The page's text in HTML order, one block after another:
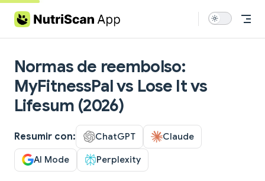
Skip to content
Normas de reembolso:
MyFitnessPal vs Lose It vs
Lifesum (2026)
Resumir con: ChatGPT Claude
AI Mode Perplexity